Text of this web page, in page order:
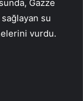
Gazze
su
vurdu.